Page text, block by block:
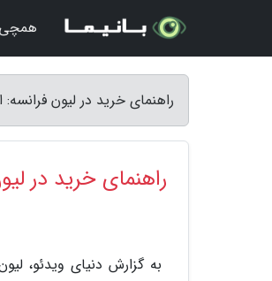
راهنمای خرید در لیون
راهنمای خرید در
به گزارش دنیای ویدئو،